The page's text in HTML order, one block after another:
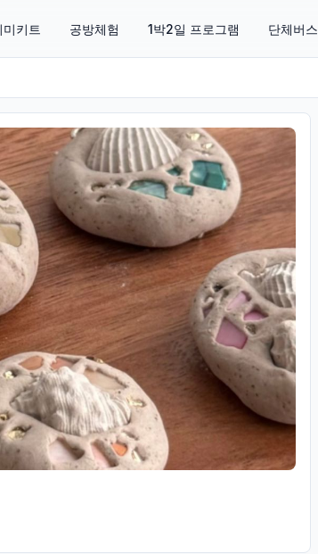
키트 공방체험 1박2일 프로그램 단체버스